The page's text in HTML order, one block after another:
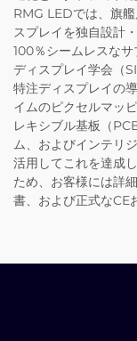
RMG LEDでは、旗
スプレイを独自設計
100％シームレスな
ディスプレイ学会（
特注ディスプレイの
イムのピクセルマッ
レキシブル基板（
ム、およびインテリ
活用してこれを達成
ため、お客様には詳
書、および正式なCE